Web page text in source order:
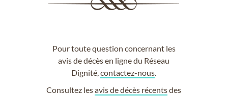
Pour toute question concernant les
avis de décès en ligne du Réseau
Dignité,contactez-nous
Consultez lesavis de décès récentsdes